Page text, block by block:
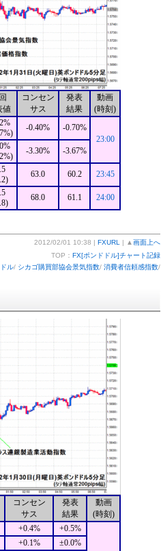
値
コンセン
サス
発表
結果
動画
(時刻)
-0.40%
-0.70%
23:00
-3.30% -3.67%
63.0 60.2 23:45
68.0 61.1 24:00
2012/02/01 10:38 | FXURL | ▲ 画面上へ
TOP： FX[ポンドドル]チャート記録
ル/ シカゴ購買部協会景気指数/ 消費者信頼感指数/
コンセン
サス
発表
結果
動画
(時刻)
+0.4% +0.5%
+0.1%
±0.0%